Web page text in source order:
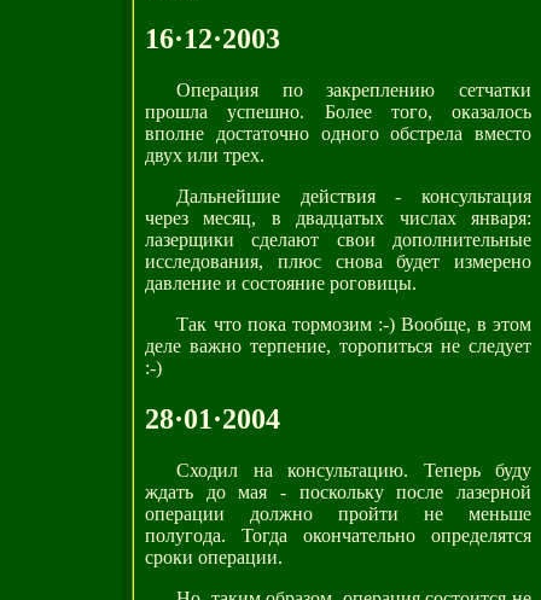
16·12·2003
Операция по закреплению сетчатки
прошла успешно. Более того, оказалось
вполне достаточно одного обстрела вместо
двух или трех.
Дальнейшие действия - консультация
через месяц, в двадцатых числах января:
лазерщики сделают свои дополнительные
исследования, плюс снова будет измерено
давление и состояние роговицы.
Так что пока тормозим :-) Вообще, в этом
деле важно терпение, торопиться не следует
:-)
28·01·2004
Сходил на консультацию. Теперь буду
ждать до мая - поскольку после лазерной
операции должно пройти не меньше
полугода. Тогда окончательно определятся
сроки операции.